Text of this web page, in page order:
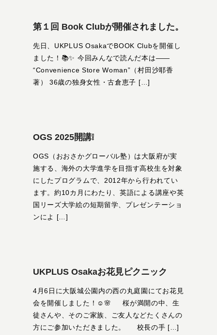
第１回 Book Clubが開催されました。
先日、UKPLUS OsakaでBOOK Clubを開催し
ました！📚✨ 今回みんなで読んだ本は――
“Convenience Store Woman”（村田沙耶香
著） 36歳の独身女性・古倉恵子 […]
OGS 2025開講❕
OGS（おおさかグローバル塾）は大阪府が実
施する、海外の大学進学を目指す高校生を対象
にしたプログラムで、2012年から行われてい
ます。約10カ月にわたり、英語による講座や英
国リーズ大学絵の短期留学、プレゼンテーショ
ンによ […]
UKPLUS Osakaお花見ピクニック
4月6日に大阪城公園内の西の丸庭園にてお花見
会を開催しました！☺️🌸 桜が満開の中、生
徒さんや、そのご家族、ご友人などたくさんの
方にご参加いただきました。 校長の手 […]